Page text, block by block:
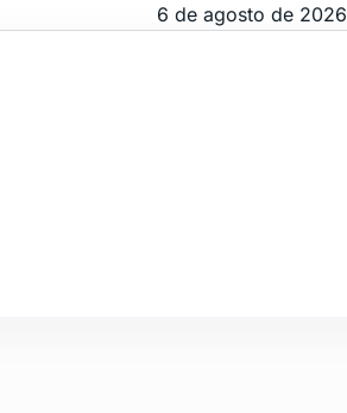
6 de agosto de 2026